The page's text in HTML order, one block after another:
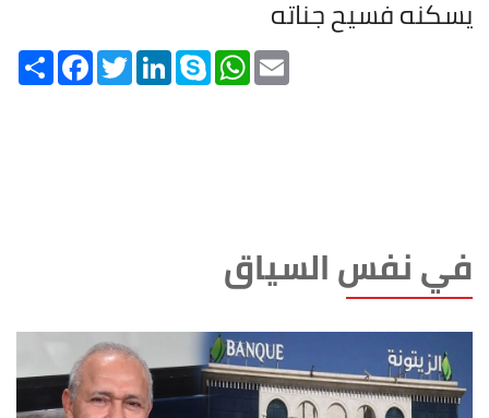
يسكنه فسيح جناته
Share FacebookTwitterLinkedInSkype WhatsApp
في نفس السياق